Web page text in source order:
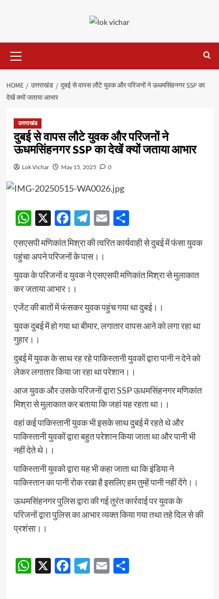
Menu
HOME उत्तराखंड
दुबई से वापस लौटे युवक और परिजनों ने ऊधमसिंहनगर SSP का
देखें क्यों जताया आभार
उत्तराखंड
दुबई से वापस लौटे युवक और परिजनों ने
ऊधमसिंहनगर SSP का देखें क्यों जताया आभार
Lok Vichar May 15, 2025 0
WhatsApp
X Facebook
Telegram
EmailShare
एसएसपी मणिकांत मिश्रा की त्वरित कार्यवाही से दुबई में फंसा युवक
पहुंचा अपने परिजनों के पास।।
युवक के परिजनों व युवक ने एसएसपी मणिकांत मिश्रा से मुलाकात
कर जताया आभार।।
एजेंट की बातों में फंसकर युवक पहुंच गया था दुबई।।
युवक दुबई में हो गया था बीमार, लगातार वापस आने को लगा रहा था
गुहार।।
दुबई में युवक के साथ रह रहे पाकिस्तानी युवकों द्वारा पानी न देने को
लेकर लगातार किया जा रहा था परेशान।।
आज युवक और उसके परिजनों द्वारा SSP ऊधमसिंहनगर मणिकांत
मिश्रा से मुलाकात कर बताया कि जहां यह रहता था।।
वहां कई पाकिस्तानी युवक भी इसके साथ दुबई में रहते थे और
पाकिस्तानी युवकों द्वारा बहुत परेशान किया जाता था और पानी भी
नहीं देते थे।।
पाकिस्तानी युवको द्वारा यह भी कहा जाता था कि इंडिया ने
पाकिस्तान का पानी रोक रखा है इसलिए हम तुम्हें पानी नहीं देंगे।।
ऊधमसिंहनगर पुलिस द्वारा की गई तुरंत कार्रवाई पर युवक के
परिजनों द्वारा पुलिस का आभार व्यक्त किया गया तथा तहे दिल से की
प्रशंसा।।
Continue
Reading
WhatsApp
X Facebook
Telegram
EmailShare